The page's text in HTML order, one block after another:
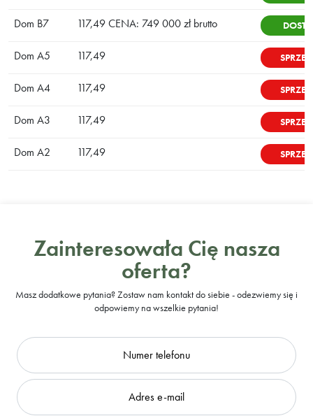
Dom B7 117,49 CENA: 749 000 zł brutto
Dom A5 117,49
Dom A4 117,49
Dom A3 117,49
Dom A2 117,49
Zainteresowała Cię nasza
oferta?
Masz dodatkowe pytania? Zostaw nam kontakt do siebie - odezwiemy się i
odpowiemy na wszelkie pytania!